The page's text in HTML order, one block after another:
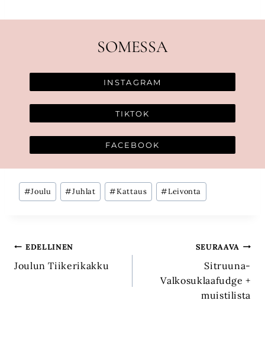
SOMESSA
INSTAGRAM
TIKTOK
FACEBOOK
Avainsanat:
#Joulu #Juhlat #Kattaus #Leivonta
Artikkelien
selaus
EDELLINEN
Joulun Tiikerikakku
SEURAAVA
Sitruuna-
Valkosuklaafudge +
muistilista